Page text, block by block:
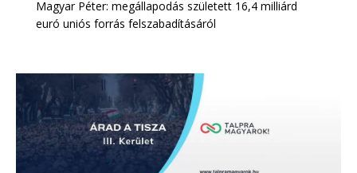
Magyar Péter: megállapodás született 16,4 milliárd
euró uniós forrás felszabadításáról